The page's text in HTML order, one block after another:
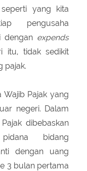
yang kita
pengusaha
expends
itu, tidak sedikit
pajak.
Pajak yang
negeri. Dalam
dibebaskan
pidana bidang
dengan uang
3 bulan pertama